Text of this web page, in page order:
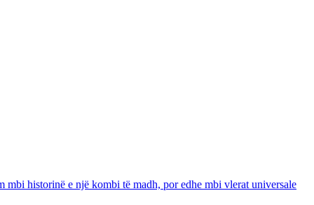
mbi historinë e një kombi të madh, por edhe mbi vlerat universale